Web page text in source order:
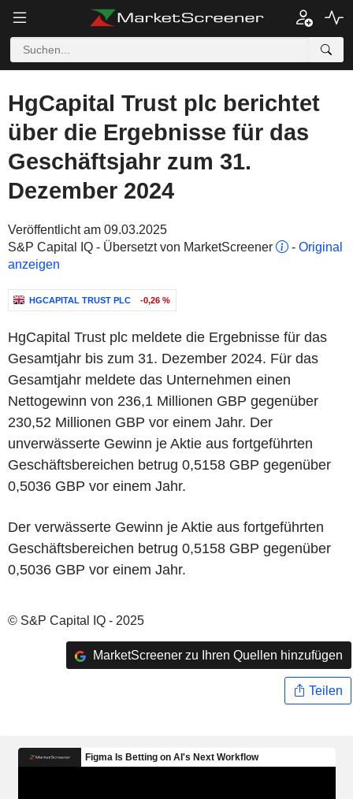
HgCapital Trust plc berichtet
über die Ergebnisse für das
Geschäftsjahr zum 31.
Dezember 2024
Veröffentlicht am 09.03.2025
S&P Capital IQ - Übersetzt von MarketScreener
- Original
anzeigen
HGCAPITAL TRUST PLC -0,26 %
HgCapital Trust plc meldete die Ergebnisse für das
Gesamtjahr bis zum 31. Dezember 2024. Für das
Gesamtjahr meldete das Unternehmen einen
Nettogewinn von 236,1 Millionen GBP gegenüber
230,52 Millionen GBP vor einem Jahr. Der
unverwässerte Gewinn je Aktie aus fortgeführten
Geschäftsbereichen betrug 0,5158 GBP gegenüber
0,5036 GBP vor einem Jahr.
Der verwässerte Gewinn je Aktie aus fortgeführten
Geschäftsbereichen betrug 0,5158 GBP gegenüber
0,5036 GBP vor einem Jahr.
© S&P Capital IQ - 2025
MarketScreener zu Ihren Quellen hinzufügen
Teilen